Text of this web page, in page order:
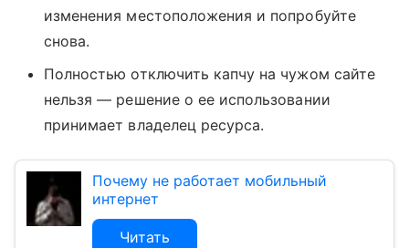
изменения местоположения и попробуйте
снова.
Полностью отключить капчу на чужом сайте
нельзя — решение о ее использовании
принимает владелец ресурса.
Почему не работает мобильный
интернет
Читать